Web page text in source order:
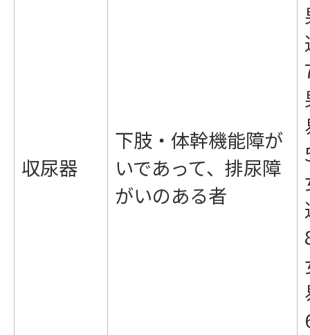
収尿器
下肢・体幹機能障が
いであって、排尿障
がいのある者